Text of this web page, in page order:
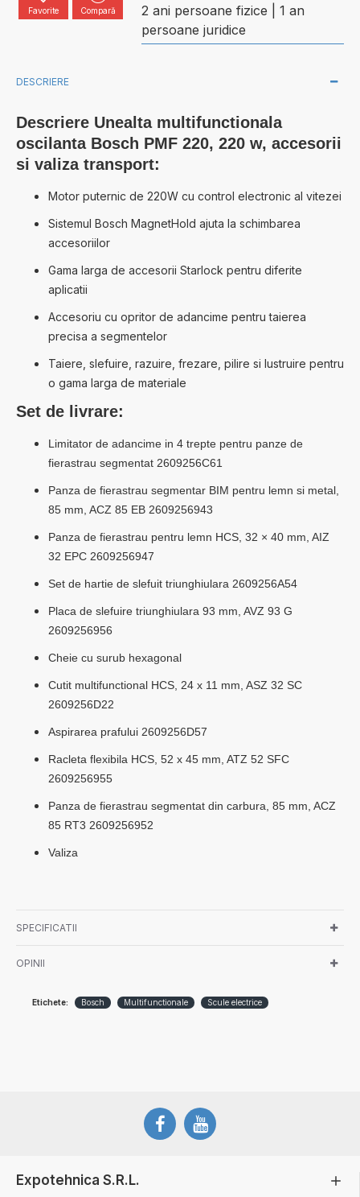
Favorite Compară
2 ani persoane fizice | 1 an
persoane juridice
DESCRIERE
Descriere Unealta multifunctionala
oscilanta Bosch PMF 220, 220 w, accesorii
si valiza transport:
Motor puternic de 220W cu control electronic al vitezei
Sistemul Bosch MagnetHold ajuta la schimbarea
accesoriilor
Gama larga de accesorii Starlock pentru diferite
aplicatii
Accesoriu cu opritor de adancime pentru taierea
precisa a segmentelor
Taiere, slefuire, razuire, frezare, pilire si lustruire pentru
o gama larga de materiale
Set de livrare:
Limitator de adancime in 4 trepte pentru panze de
fierastrau segmentat 2609256C61
Panza de fierastrau segmentar BIM pentru lemn si metal,
85 mm, ACZ 85 EB 2609256943
Panza de fierastrau pentru lemn HCS, 32 × 40 mm, AIZ
32 EPC 2609256947
Set de hartie de slefuit triunghiulara 2609256A54
Placa de slefuire triunghiulara 93 mm, AVZ 93 G
2609256956
Cheie cu surub hexagonal
Cutit multifunctional HCS, 24 x 11 mm, ASZ 32 SC
2609256D22
Aspirarea prafului 2609256D57
Racleta flexibila HCS, 52 x 45 mm, ATZ 52 SFC
2609256955
Panza de fierastrau segmentat din carbura, 85 mm, ACZ
85 RT3 2609256952
Valiza
SPECIFICATII
OPINII
Etichete: Bosch Multifunctionale Scule electrice
Expotehnica S.R.L.